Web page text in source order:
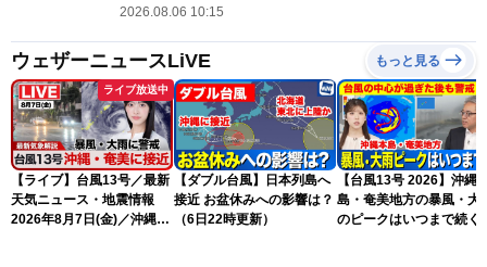
2026.08.06 10:15
ウェザーニュースLiVE もっと見る
ライブ放送中
【ライブ】台風13号／最新
天気ニュース・地震情報
2026年8月7日(金)／沖縄・
【ダブル台風】日本列島へ
接近 お盆休みへの影響は？
（6日22時更新）
【台風13号 2026】沖縄
島・奄美地方の暴風・大
のピークはいつまで続く